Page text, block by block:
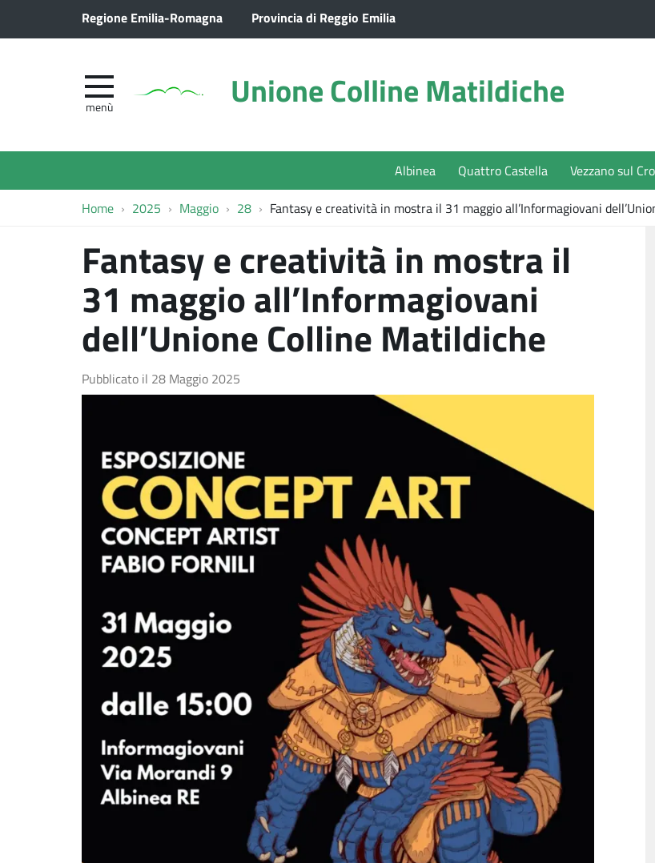
Regione Emilia-Romagna Provincia di Reggio Emilia
Unione Colline Matildiche
menù
Albinea Quattro Castella Vezzano sul
Home 2025 Maggio 28 Fantasy e creatività in mostra il 31 maggio all’Informagiovani
Fantasy e creatività in mostra il
31 maggio all’Informagiovani
dell’Unione Colline Matildiche
Pubblicato il 28 Maggio 2025